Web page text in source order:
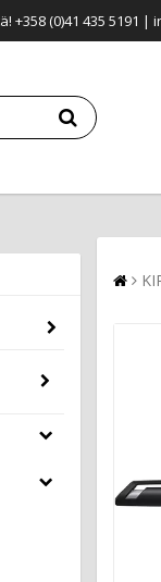
+358 (0)41 435 5191 |